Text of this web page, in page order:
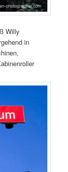
Willy
in